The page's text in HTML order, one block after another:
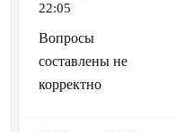
22:05
Вопросы
составлены не
корректно